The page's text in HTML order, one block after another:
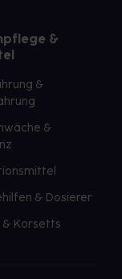
&
&
&
& Dosierer
& Korsetts